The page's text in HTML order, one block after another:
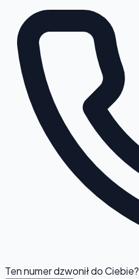
Ten numer dzwonił do Ciebie?